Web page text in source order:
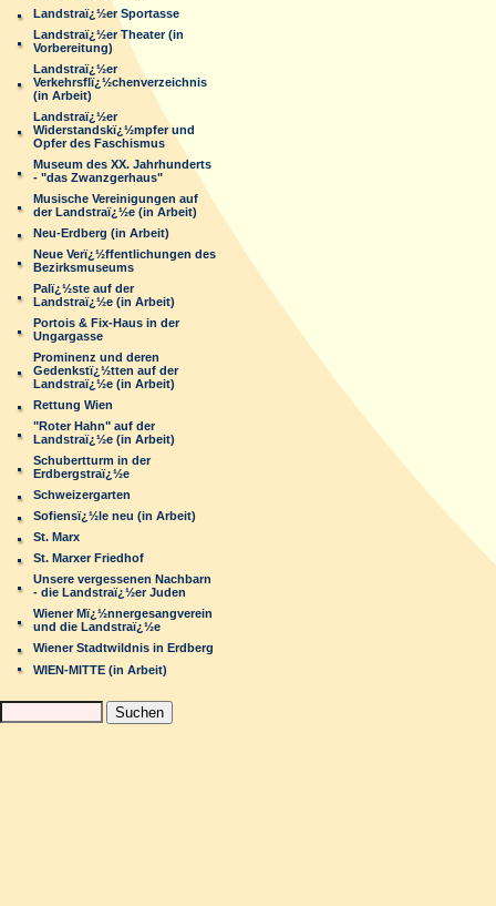
Landstraï¿½er Sportasse
Landstraï¿½er Theater (in
Vorbereitung)
Landstraï¿½er
Verkehrsflï¿½chenverzeichnis
(in Arbeit)
Landstraï¿½er
Widerstandskï¿½mpfer und
Opfer des Faschismus
Museum des XX. Jahrhunderts
- "das Zwanzgerhaus"
Musische Vereinigungen auf
der Landstraï¿½e (in Arbeit)
Neu-Erdberg (in Arbeit)
Neue Verï¿½ffentlichungen des
Bezirksmuseums
Palï¿½ste auf der
Landstraï¿½e (in Arbeit)
Portois & Fix-Haus in der
Ungargasse
Prominenz und deren
Gedenkstï¿½tten auf der
Landstraï¿½e (in Arbeit)
Rettung Wien
"Roter Hahn" auf der
Landstraï¿½e (in Arbeit)
Schubertturm in der
Erdbergstraï¿½e
Schweizergarten
Sofiensï¿½le neu (in Arbeit)
St. Marx
St. Marxer Friedhof
Unsere vergessenen Nachbarn
- die Landstraï¿½er Juden
Wiener Mï¿½nnergesangverein
und die Landstraï¿½e
Wiener Stadtwildnis in Erdberg
WIEN-MITTE (in Arbeit)